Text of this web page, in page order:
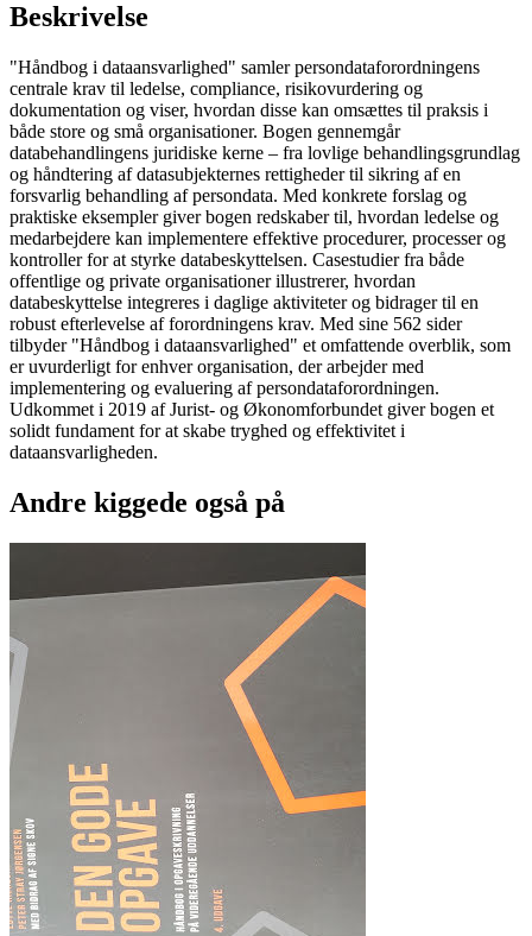
Beskrivelse
"Håndbog i dataansvarlighed" samler persondataforordningens
centrale krav til ledelse, compliance, risikovurdering og
dokumentation og viser, hvordan disse kan omsættes til praksis i
både store og små organisationer. Bogen gennemgår
databehandlingens juridiske kerne – fra lovlige behandlingsgrundlag
og håndtering af datasubjekternes rettigheder til sikring af en
forsvarlig behandling af persondata. Med konkrete forslag og
praktiske eksempler giver bogen redskaber til, hvordan ledelse og
medarbejdere kan implementere effektive procedurer, processer og
kontroller for at styrke databeskyttelsen. Casestudier fra både
offentlige og private organisationer illustrerer, hvordan
databeskyttelse integreres i daglige aktiviteter og bidrager til en
robust efterlevelse af forordningens krav. Med sine 562 sider
tilbyder "Håndbog i dataansvarlighed" et omfattende overblik, som
er uvurderligt for enhver organisation, der arbejder med
implementering og evaluering af persondataforordningen.
Udkommet i 2019 af Jurist- og Økonomforbundet giver bogen et
solidt fundament for at skabe tryghed og effektivitet i
dataansvarligheden.
Andre kiggede også på